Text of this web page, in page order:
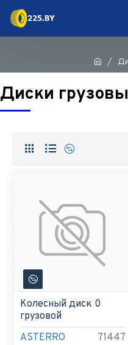
Диски
ASTERRO 71447
Колесный диск 0
грузовой